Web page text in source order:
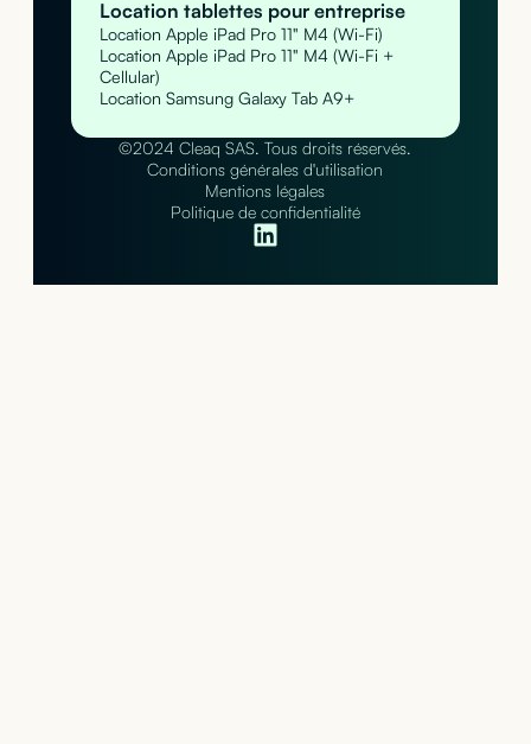
Location tablettes pour entreprise
Location Apple iPad Pro 11" M4 (Wi-Fi)
Location Apple iPad Pro 11" M4 (Wi-Fi +
Cellular)
Location Samsung Galaxy Tab A9+
©2024 Cleaq SAS. Tous droits réservés.
Conditions générales d'utilisation
Mentions légales
Politique de confidentialité